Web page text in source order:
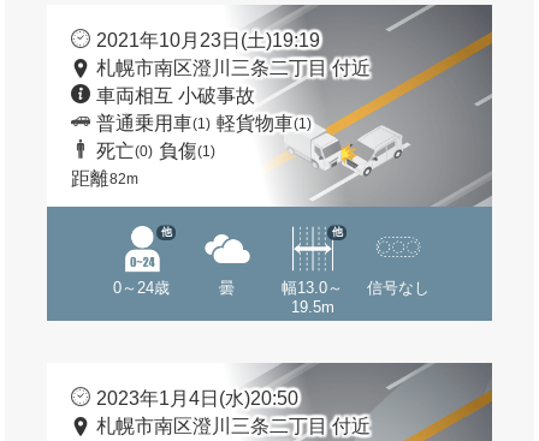
2021年10月23日(土)19:19
札幌市南区澄川三条二丁目 付近
車両相互 小破事故
普通乗用車(1) 軽貨物車(1)
死亡(0) 負傷(1)
距離82m
0～24歳
他
曇
幅13.0～
19.5m
他
信号なし
2023年1月4日(水)20:50
札幌市南区澄川三条二丁目 付近